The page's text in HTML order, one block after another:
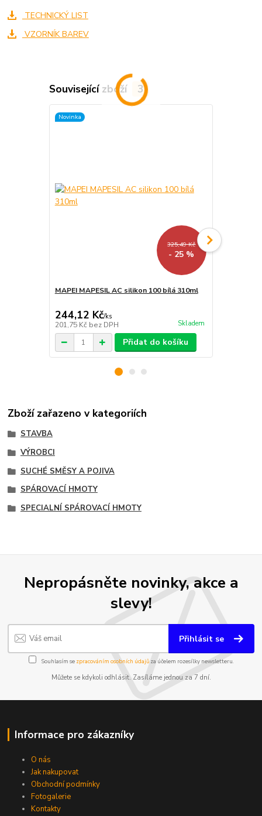
TECHNICKÝ LIST
VZORNÍK BAREV
Související zboží 3
Novinka
325,49 Kč
- 25 %
MAPEI MAPESIL AC silikon 100 bílá 310ml
244,12 Kč/ks
201,75 Kč bez DPH Skladem
Přidat do košíku
Zboží zařazeno v kategoriích
STAVBA
VÝROBCI
SUCHÉ SMĚSY A POJIVA
SPÁROVACÍ HMOTY
SPECIALNÍ SPÁROVACÍ HMOTY
Nepropásněte novinky, akce a
slevy!
Přihlásit se
Souhlasím se zpracováním osobních údajůza účelem rozesílky newsletteru.
Můžete se kdykoli odhlásit. Zasíláme jednou za 7 dní.
Informace pro zákazníky
O nás
Jak nakupovat
Obchodní podmínky
Fotogalerie
Kontakty